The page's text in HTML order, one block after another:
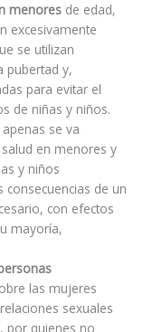
menores de edad,
excesivamente
se utilizan
pubertad y,
para evitar el
de niñas y niños.
se va
en menores y
y niños
de un
con efectos
mayoría,
las mujeres
sexuales
por quienes no